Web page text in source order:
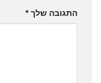
התגובה שלך*